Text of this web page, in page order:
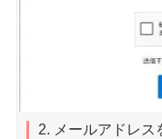
2. メールアドレス